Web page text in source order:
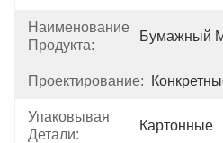
Наименование
Продукта:
Бумажный
Проектирование:
Упаковывая
Детали:
Картонные